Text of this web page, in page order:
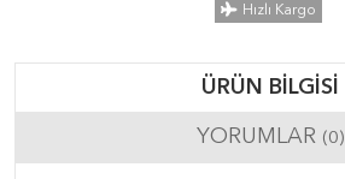
Hızlı Kargo
ÜRÜN BILGISI
YORUMLAR (0)